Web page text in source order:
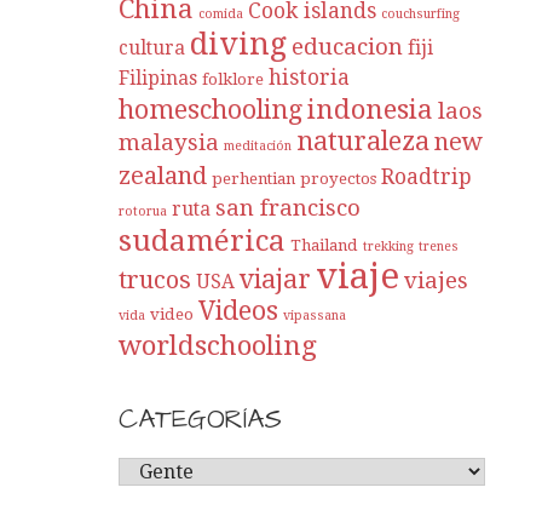
China comida Cook islands couchsurfing
cultura diving educacion fiji
Filipinas folklore historia
homeschoolingindonesia laos
malaysia meditación naturalezanew
zealand perhentian proyectos Roadtrip
rotorua ruta san francisco
sudamérica Thailand trekking trenes
trucos USA viajar viaje viajes
vida video Videos vipassana
worldschooling
CATEGORÍAS